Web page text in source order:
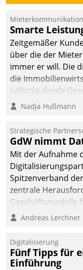
Mieterkommunikation
Smarte
Zeitgemäßer
über die der
immer er will. Die
die
selbstlaufende
Kunde und smart
Nadja Hußmann
Strategische
GdW nimmt
Mit der Aufnahme
Spitzenverband
zentrale
Geschäftsmodelle
entwickeln.
Andreas Lerchner
Digitalisierung
Fünf Tipps für
Einführung